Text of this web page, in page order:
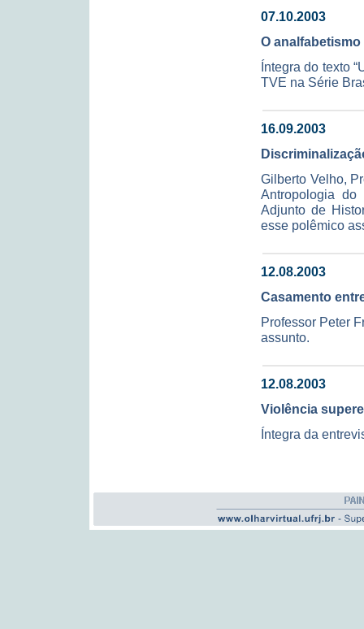
07.10.2003
O
Íntegra do texto
TVE na Série
16.09.2003
Gilberto Velho,
Antropologia
Adjunto de
esse polêmico
12.08.2003
Casamento
Professor Peter
assunto.
12.08.2003
Violência
Íntegra da